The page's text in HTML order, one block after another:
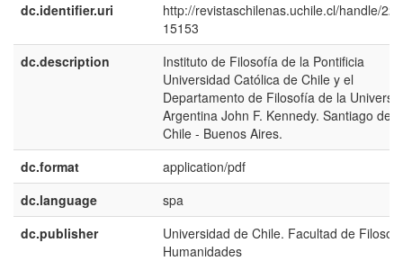
dc.identifier.uri
http://revistaschilenas.uchile.cl/handle/
15153
dc.description
Instituto de Filosofía de la Pontificia
Universidad Católica de Chile y el
Departamento de Filosofía de la
Argentina John F. Kennedy. Santiago de
Chile - Buenos Aires.
dc.format
application/pdf
dc.language
spa
dc.publisher
Universidad de Chile. Facultad de
Humanidades